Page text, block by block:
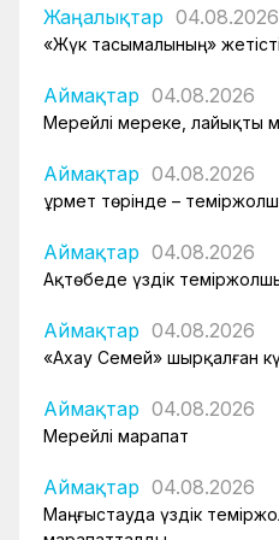
Жаңалықтар 04.08.2026
«Жүк тасымалының»
Аймақтар 04.08.2026
Мерейлі мереке, лайықты
Аймақтар 04.08.2026
Құрмет төрінде –
Аймақтар 04.08.2026
Ақтөбеде үздік
Аймақтар 04.08.2026
«Ахау Семей» шырқалған
Аймақтар 04.08.2026
Мерейлі марапат
Аймақтар 04.08.2026
Маңғыстауда үздік